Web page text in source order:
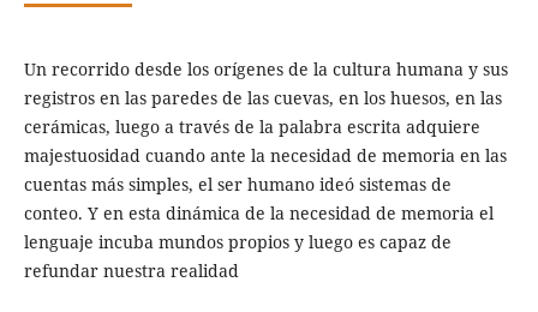
Un recorrido desde los orígenes de la cultura humana y sus
registros en las paredes de las cuevas, en los huesos, en las
cerámicas, luego a través de la palabra escrita adquiere
majestuosidad cuando ante la necesidad de memoria en las
cuentas más simples, el ser humano ideó sistemas de
conteo. Y en esta dinámica de la necesidad de memoria el
lenguaje incuba mundos propios y luego es capaz de
refundar nuestra realidad